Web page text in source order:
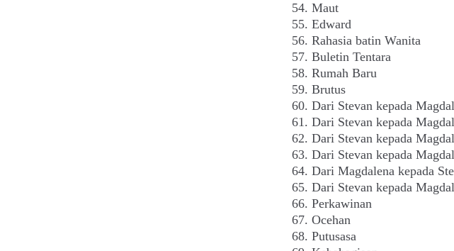
Maut
Edward
Rahasia batin Wanita
Buletin Tentara
Rumah Baru
Brutus
Dari Stevan kepada
Dari Stevan kepada
Dari Stevan kepada
Dari Stevan kepada
Dari Magdalena kepada
Dari Stevan kepada
Perkawinan
Ocehan
Putusasa